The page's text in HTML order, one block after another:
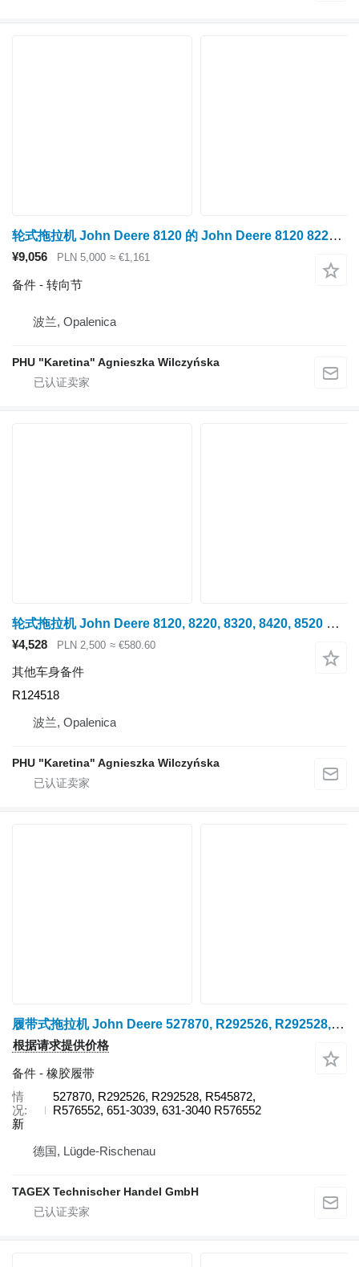
轮式拖拉机 John Deere 8120 的 John Deere 8120 8220 8320 8420 8520 转向节 R167919 R550574
¥9,056 PLN 5,000 ≈ €1,161
备件 - 转向节
波兰, Opalenica
PHU "Karetina" Agnieszka Wilczyńska
轮式拖拉机 John Deere 8120, 8220, 8320, 8420, 8520 的 Warga Uchwyt Mocowanie Support John Deere 8120 8220 8320 8420 8520 唇形支架安装支撑 R124518
¥4,528 PLN 2,500 ≈ €580.60
其他车身备件
R124518
波兰, Opalenica
PHU "Karetina" Agnieszka Wilczyńska
履带式拖拉机 John Deere 527870, R292526, R292528, R545872, R576552, 651-3039, 631-3040 für JOHN DEERE 8100T, 8110T, 8120T, 8200T, 8210T, 8220T, 8230T, 8300T, 8310T, 8320T, 8330T, 8400T, 8410T, 8420T, 8430T, 8520T 的 橡胶履带 Trackman 527870
根据请求提供价格
备件 - 橡胶履带
情
况
新
527870, R292526, R292528, R545872,
R576552, 651-3039, 631-3040 R576552
德国, Lügde-Rischenau
TAGEX Technischer Handel GmbH